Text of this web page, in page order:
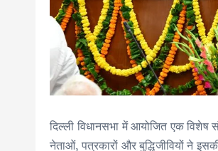
दिल्ली विधानसभा में आयोजित एक
नेताओं, पत्रकारों और बुद्धिजीवियों ने